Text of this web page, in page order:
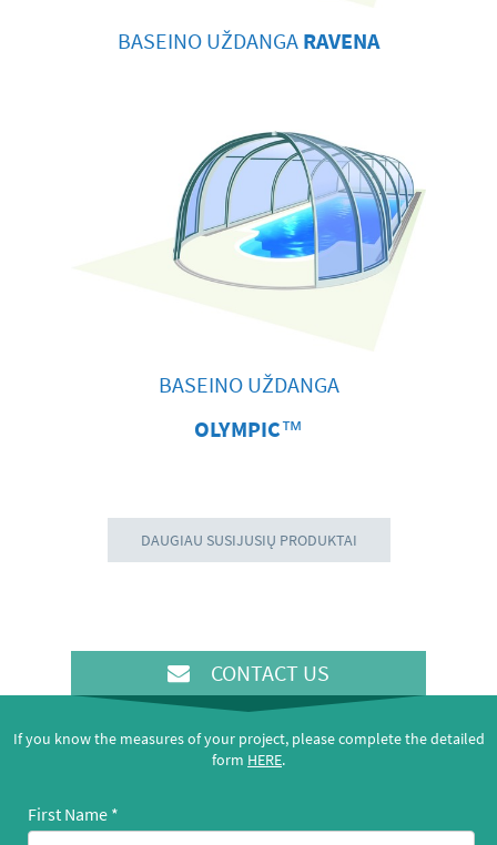
BASEINO UŽDANGA RAVENA
BASEINO UŽDANGA
OLYMPIC™
DAUGIAU SUSIJUSIŲ PRODUKTAI
CONTACT US
If you know the measures of your project, please complete the detailed
form HERE.
First Name